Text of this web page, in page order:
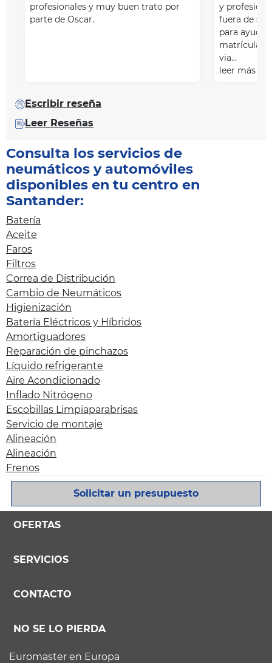
profesionales y muy buen trato por
parte de Oscar.
y
fuera de su
para
matrícula
via…
leer más
Escribir reseña
Leer Reseñas
Consulta los servicios de
neumáticos y automóviles
disponibles en tu centro en
Santander:
Batería
Aceite
Faros
Filtros
Correa de Distribución
Cambio de Neumáticos
Higienización
Batería Eléctricos y Híbridos
Amortiguadores
Reparación de pinchazos
Líquido refrigerante
Aire Acondicionado
Inflado Nitrógeno
Escobillas Limpiaparabrisas
Servicio de montaje
Alineación
Alineación
Frenos
Solicitar un presupuesto
OFERTAS
SERVICIOS
CONTACTO
NO SE LO PIERDA
Euromaster en Europa